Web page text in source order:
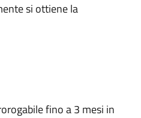
si ottiene la
fino a 3 mesi in